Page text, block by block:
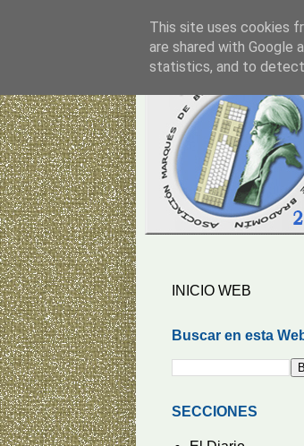
INICIO WEB
Buscar en esta
SECCIONES
This site uses cookies
are shared with Google
statistics, and to detect